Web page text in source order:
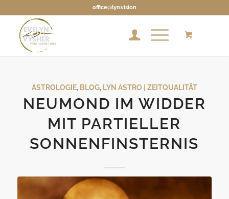
office@lyn.vision
ASTROLOGIE, BLOG, LYN ASTRO | ZEITQUALITÄT
NEUMOND IM WIDDER
MIT PARTIELLER
SONNENFINSTERNIS